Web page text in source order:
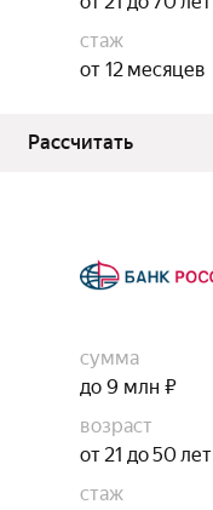
стаж
от 12 месяцев
Рассчитать
сумма
до 9 млн ₽
возраст
от 21 до 50 лет
стаж